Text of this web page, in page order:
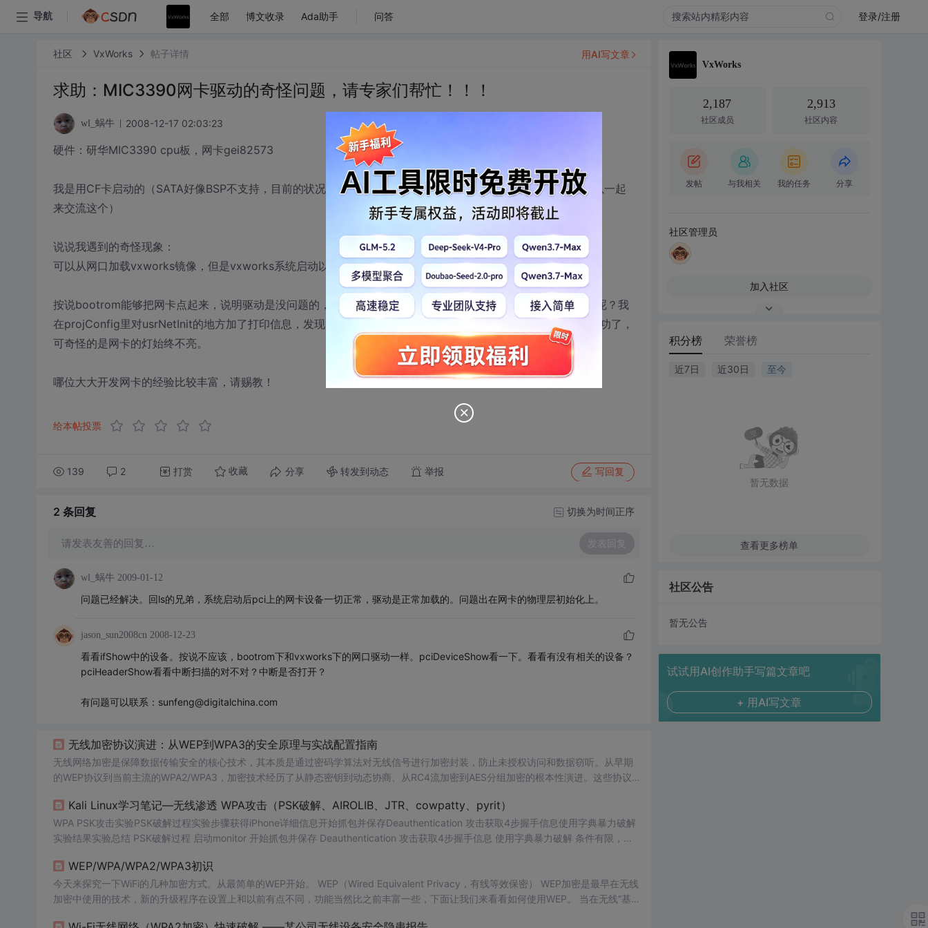
导航 全部 博文收录 Ada助手 问答 登录/注册
社区 VxWorks 帖子详情
求助：MIC3390网卡驱动的奇怪问题，请专家们帮忙！！！
wl_蜗牛 2008-12-17 02:03:23
硬件：研华MIC3390 cpu板，网卡gei82573
我是用CF卡启动的（SATA好像BSP不支持，目前的状况是总有错，还没有时间管它。有兴趣做硬盘启动的xd可以一起
来交流这个）
说说我遇到的奇怪现象：
可以从网口加载vxworks镜像，但是vxworks系统启动以后，网口却一直不通，连灯都不亮。
按说bootrom能够把网卡点起来，说明驱动是没问题的，但是为什么vxworks系统启动以后，网卡却怎么都不通呢？我
在projConfig里对usrNetInit的地方加了打印信息，发现muxDevLoad,muxDevStart,ipAttach几个函数都返回成功了，
可奇怪的是网卡的灯始终不亮。
哪位大大开发网卡的经验比较丰富，请赐教！
给本帖投票
139 2 打赏 收藏 分享 转发到动态 举报 写回复
用AI写文章
2 条回复 切换为时间正序
请发表友善的回复… 发表回复
wl_蜗牛 2009-01-12
问题已经解决。回ls的兄弟，系统启动后pci上的网卡设备一切正常，驱动是正常加载的。问题出在网卡的物理层初始化上。
jason_sun2008cn 2008-12-23
看看ifShow中的设备。按说不应该，bootrom下和vxworks下的网口驱动一样。pciDeviceShow看一下。看看有没有相关的设备？
pciHeaderShow看看中断扫描的对不对？中断是否打开？
有问题可以联系：sunfeng@digitalchina.com
无线加密协议演进：从WEP到WPA3的安全原理与实战配置指南
无线网络加密是保障数据传输安全的核心技术，其本质是通过密码学算法对无线信号进行加密封装，防止未授权访问和数据窃听。从早期
的WEP协议到当前主流的WPA2/WPA3，加密技术经历了从静态密钥到动态协商、从RC4流加密到AES分组加密的根本性演进。这些协议
实践中，正确选择加密模式直接影响网络性能和安全性。例如，WPA2-Personal的AES模式相比TKIP能提供更高效的数据吞吐，而WPA
Kali Linux学习笔记—无线渗透 WPA攻击（PSK破解、AIROLIB、JTR、cowpatty、pyrit）
WPA PSK攻击实验PSK破解过程实验步骤获得iPhone详细信息开始抓包并保存Deauthentication 攻击获取4步握手信息使用字典暴力破解
实验结果实验总结 PSK破解过程 启动monitor 开始抓包并保存 Deauthentication 攻击获取4步握手信息 使用字典暴力破解 条件有限，如
字典 rockyou.txt
WEP/WPA/WPA2/WPA3初识
今天来探究一下WiFi的几种加密方式。从最简单的WEP开始。 WEP（Wired Equivalent Privacy，有线等效保密） WEP加密是最早在无线
加密中使用的技术，新的升级程序在设置上和以前有点不同，功能当然比之前丰富一些，下面让我们来看看如何使用WEP。 当在无线“基
VxWorks
2,187
社区成员
2,913
社区内容
发帖 与我相关 我的任务 分享
社区管理员
加入社区
积分榜 荣誉榜
近7日 近30日 至今
暂无数据
查看更多榜单
社区公告
暂无公告
试试用AI创作助手写篇文章吧
+ 用AI写文章